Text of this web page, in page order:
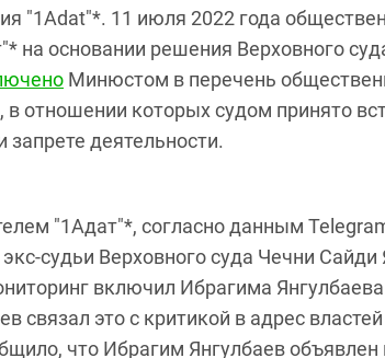
"1Adat"*. 11 июля 2022 года
на основании решения Верховного
Минюстом в перечень
в отношении которых судом принято
деятельности.
"1Адат"*, согласно данным
судьи Верховного суда Чечни
включил Ибрагима
связал это с критикой в адрес
что Ибрагим Янгулбаев